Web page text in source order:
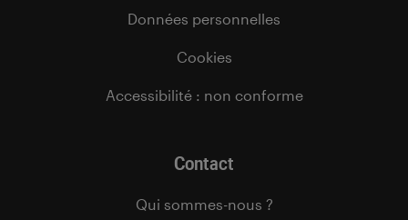
Données personnelles
Cookies
Accessibilité : non conforme
Contact
Qui sommes-nous ?